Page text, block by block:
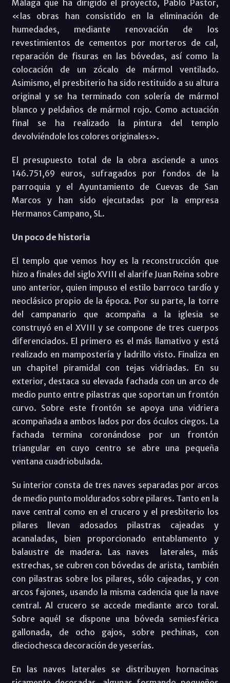
Málaga que ha dirigido el proyecto, Pablo Pastor,
«las obras han consistido en la eliminación de
humedades, mediante renovación de los
revestimientos de cementos por morteros de cal,
reparación de fisuras en las bóvedas, así como la
colocación de un zócalo de mármol ventilado.
Asimismo, el presbiterio ha sido restituido a su altura
original y se ha terminado con solería de mármol
blanco y peldaños de mármol rojo. Como actuación
final se ha realizado la pintura del templo
devolviéndole los colores originales».
El presupuesto total de la obra asciende a unos
146.751,69 euros, sufragados por fondos de la
parroquia y el Ayuntamiento de Cuevas de San
Marcos y han sido ejecutadas por la empresa
Hermanos Campano, SL.
Un poco de historia
El templo que vemos hoy es la reconstrucción que
hizo a finales del siglo XVIII el alarife Juan Reina sobre
uno anterior, quien impuso el estilo barroco tardío y
neoclásico propio de la época. Por su parte, la torre
del campanario que acompaña a la iglesia se
construyó en el XVIII y se compone de tres cuerpos
diferenciados. El primero es el más llamativo y está
realizado en mampostería y ladrillo visto. Finaliza en
un chapitel piramidal con tejas vidriadas. En su
exterior, destaca su elevada fachada con un arco de
medio punto entre pilastras que soportan un frontón
curvo. Sobre este frontón se apoya una vidriera
acompañada a ambos lados por dos óculos ciegos. La
fachada termina coronándose por un frontón
triangular en cuyo centro se abre una pequeña
ventana cuadriobulada.
Su interior consta de tres naves separadas por arcos
de medio punto moldurados sobre pilares. Tanto en la
nave central como en el crucero y el presbiterio los
pilares llevan adosados pilastras cajeadas y
acanaladas, bien proporcionado entablamento y
balaustre de madera. Las naves laterales, más
estrechas, se cubren con bóvedas de arista, también
con pilastras sobre los pilares, sólo cajeadas, y con
arcos fajones, usando la misma cadencia que la nave
central. Al crucero se accede mediante arco toral.
Sobre aquél se dispone una bóveda semiesférica
gallonada, de ocho gajos, sobre pechinas, con
dieciochesca decoración de yeserías.
En las naves laterales se distribuyen hornacinas